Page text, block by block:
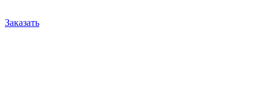
Заказать